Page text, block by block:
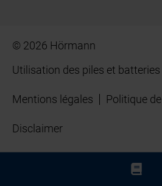
© 2026 Hörmann
Utilisation des piles et batteries
Mentions légales Politique
Disclaimer